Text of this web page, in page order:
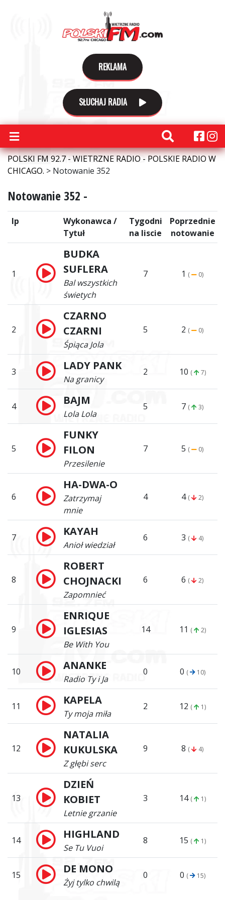
REKLAMA
SŁUCHAJ RADIA
POLSKI FM 92.7 - WIETRZNE RADIO - POLSKIE RADIO W
CHICAGO. > Notowanie 352
Notowanie 352 -
lp
Wykonawca /
Tytuł
Tygodni
na liscie
Poprzednie
notowanie
1
BUDKA
SUFLERA
Bal wszystkich
świetych
7 1 ( 0)
2
CZARNO
CZARNI
Śpiąca Jola
5 2 ( 0)
3 LADY PANK
Na granicy
2 10 ( 7)
4 BAJM
Lola Lola
5 7 ( 3)
5
FUNKY
FILON
Przesilenie
7 5 ( 0)
6
HA-DWA-O
Zatrzymaj
mnie
4 4 ( 2)
7 KAYAH
Anioł wiedział
6 3 ( 4)
8
ROBERT
CHOJNACKI
Zapomnieć
6 6 ( 2)
9
ENRIQUE
IGLESIAS
Be With You
14 11 ( 2)
10 ANANKE
Radio Ty i Ja
0 0 ( 10)
11 KAPELA
Ty moja miła
2 12 ( 1)
12
NATALIA
KUKULSKA
Z głębi serc
9 8 ( 4)
13
DZIEŃ
KOBIET
Letnie grzanie
3 14 ( 1)
14 HIGHLAND
Se Tu Vuoi
8 15 ( 1)
15 DE MONO
Żyj tylko chwilą
0 0 ( 15)